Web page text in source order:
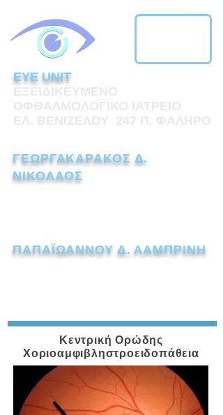
EYE UNIT
ΓΕΩΡΓΑΚΑΡΑΚΟΣ Δ.
ΝΙΚΟΛΑΟΣ
ΠΑΠΑΪΩΑΝΝΟΥ Δ. ΛΑΜΠΡΙΝΗ
Κεντρική Ορώδης
Χοριοαμφιβληστροειδοπάθεια